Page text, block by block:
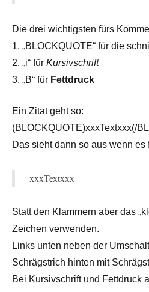
Die drei wichtigsten fürs
1. „BLOCKQUOTE“ für die
2. „i“ für Kursivschrift
3. „B“ für Fettdruck
Ein Zitat geht so:
(BLOCKQUOTE)xxxTextxxx(/
Das sieht dann so aus wenn es
xxxTextxxx
Statt den Klammern aber das
Zeichen verwenden.
Links unten neben der
Schrägstrich hinten mit
Bei Kursivschrift und Fettdruck